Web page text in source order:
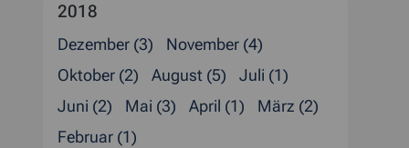
2018
Dezember (3)
November (4)
Oktober (2)
August (5)
Juli (1)
Juni (2)
Mai (3) April (1)
März (2)
Februar (1)